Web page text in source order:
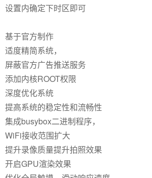
设置内确定下时区即可
基于官方制作
适度精简系统，
屏蔽官方广告推送服务
添加内核ROOT权限
深度优化系统
提高系统的稳定性和流畅性
集成busybox二进制程序，
WiFi接收范围扩大
提升录像质量提升拍照效果
开启GPU渲染效果